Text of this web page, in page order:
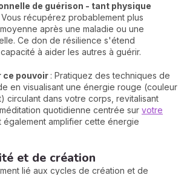
de guérison - tant physique
Vous récupérez probablement plus
après une maladie ou une
Ce don de résilience s'étend
à aider les autres à guérir.
ce pouvoir : Pratiquez des techniques de
en visualisant une énergie rouge (couleur
circulant dans votre corps, revitalisant
quotidienne centrée sur votre
également amplifier cette énergie
et de création
lié aux cycles de création et de